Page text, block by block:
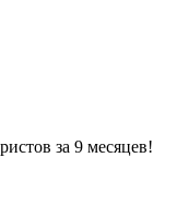
за 9 месяцев!